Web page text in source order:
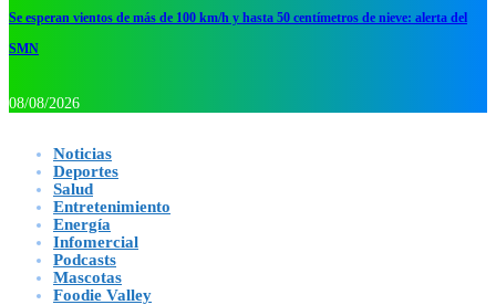
Se esperan vientos de más de 100 km/h y hasta 50 centímetros de nieve: alerta del
SMN
08/08/2026
Noticias
Deportes
Salud
Entretenimiento
Energía
Infomercial
Podcasts
Mascotas
Foodie Valley